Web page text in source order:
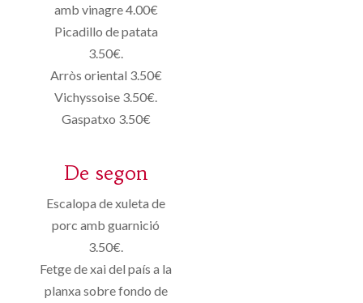
amb vinagre 4.00€
Picadillo de patata
3.50€.
Arròs oriental 3.50€
Vichyssoise 3.50€.
Gaspatxo 3.50€
De segon
Escalopa de xuleta de
porc amb guarnició
3.50€.
Fetge de xai del país a la
planxa sobre fondo de